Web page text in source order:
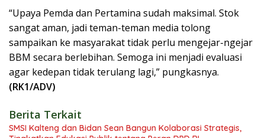
“Upaya Pemda dan Pertamina sudah maksimal. Stok
sangat aman, jadi teman-teman media tolong
sampaikan ke masyarakat tidak perlu mengejar-ngejar
BBM secara berlebihan. Semoga ini menjadi evaluasi
agar kedepan tidak terulang lagi,” pungkasnya.
(RK1/ADV)
Berita Terkait
SMSI Kalteng dan Bidan Sean Bangun Kolaborasi Strategis,